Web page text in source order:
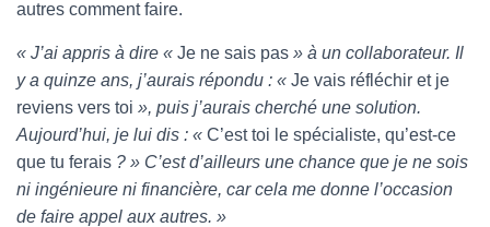
autres comment faire.
« J’ai appris à dire « Je ne sais pas » à un collaborateur. Il
y a quinze ans, j’aurais répondu : « Je vais réfléchir et je
reviens vers toi », puis j’aurais cherché une solution.
Aujourd’hui, je lui dis : « C’est toi le spécialiste, qu’est-ce
que tu ferais ? » C’est d’ailleurs une chance que je ne sois
ni ingénieure ni financière, car cela me donne l’occasion
de faire appel aux autres. »